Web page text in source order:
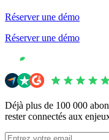
Réserver une démo
Réserver une démo
Déjà plus de 100 000
rester connectés aux